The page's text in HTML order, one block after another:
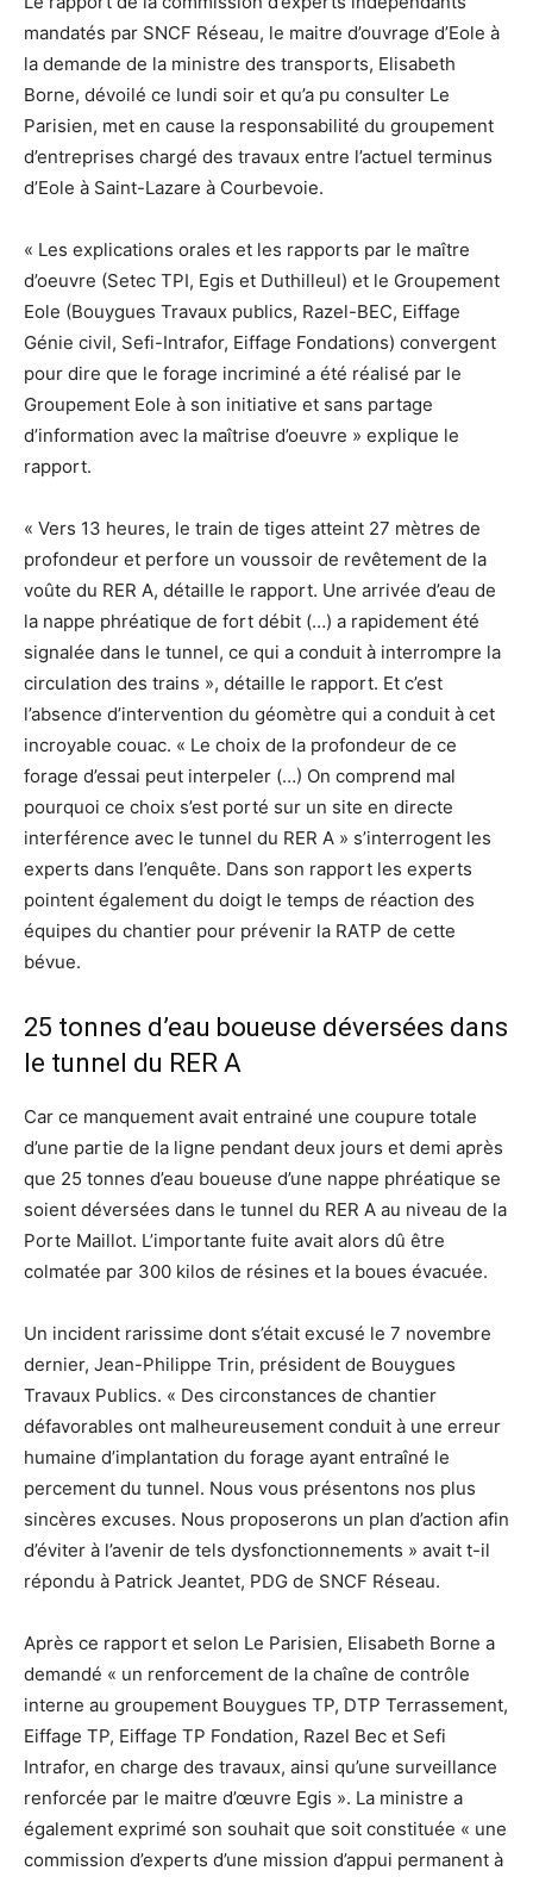
mandatés par SNCF Réseau, le maitre d’ouvrage d’Eole à
la demande de la ministre des transports, Elisabeth
Borne, dévoilé ce lundi soir et qu’a pu consulter Le
Parisien, met en cause la responsabilité du groupement
d’entreprises chargé des travaux entre l’actuel terminus
d’Eole à Saint-Lazare à Courbevoie.
« Les explications orales et les rapports par le maître
d’oeuvre (Setec TPI, Egis et Duthilleul) et le Groupement
Eole (Bouygues Travaux publics, Razel-BEC, Eiffage
Génie civil, Sefi-Intrafor, Eiffage Fondations) convergent
pour dire que le forage incriminé a été réalisé par le
Groupement Eole à son initiative et sans partage
d’information avec la maîtrise d’oeuvre » explique le
rapport.
« Vers 13 heures, le train de tiges atteint 27 mètres de
profondeur et perfore un voussoir de revêtement de la
voûte du RER A, détaille le rapport. Une arrivée d’eau de
la nappe phréatique de fort débit (…) a rapidement été
signalée dans le tunnel, ce qui a conduit à interrompre la
circulation des trains », détaille le rapport. Et c’est
l’absence d’intervention du géomètre qui a conduit à cet
incroyable couac. « Le choix de la profondeur de ce
forage d’essai peut interpeler (…) On comprend mal
pourquoi ce choix s’est porté sur un site en directe
interférence avec le tunnel du RER A » s’interrogent les
experts dans l’enquête. Dans son rapport les experts
pointent également du doigt le temps de réaction des
équipes du chantier pour prévenir la RATP de cette
bévue.
25 tonnes d’eau boueuse déversées dans
le tunnel du RER A
Car ce manquement avait entrainé une coupure totale
d’une partie de la ligne pendant deux jours et demi après
que 25 tonnes d’eau boueuse d’une nappe phréatique se
soient déversées dans le tunnel du RER A au niveau de la
Porte Maillot. L’importante fuite avait alors dû être
colmatée par 300 kilos de résines et la boues évacuée.
Un incident rarissime dont s’était excusé le 7 novembre
dernier, Jean-Philippe Trin, président de Bouygues
Travaux Publics. « Des circonstances de chantier
défavorables ont malheureusement conduit à une erreur
humaine d’implantation du forage ayant entraîné le
percement du tunnel. Nous vous présentons nos plus
sincères excuses. Nous proposerons un plan d’action afin
d’éviter à l’avenir de tels dysfonctionnements » avait t-il
répondu à Patrick Jeantet, PDG de SNCF Réseau.
Après ce rapport et selon Le Parisien, Elisabeth Borne a
demandé « un renforcement de la chaîne de contrôle
interne au groupement Bouygues TP, DTP Terrassement,
Eiffage TP, Eiffage TP Fondation, Razel Bec et Sefi
Intrafor, en charge des travaux, ainsi qu’une surveillance
renforcée par le maitre d’œuvre Egis ». La ministre a
également exprimé son souhait que soit constituée « une
commission d’experts d’une mission d’appui permanent à